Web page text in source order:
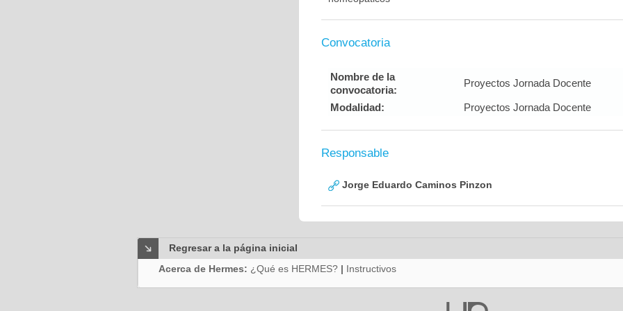
Convocatoria
Nombre de la
convocatoria:
Proyectos Jornada Docente
Modalidad: Proyectos Jornada Docente
Responsable
Jorge Eduardo Caminos Pinzon
Regresar a la página inicial
Acerca de Hermes: ¿Qué es HERMES? | Instructivos